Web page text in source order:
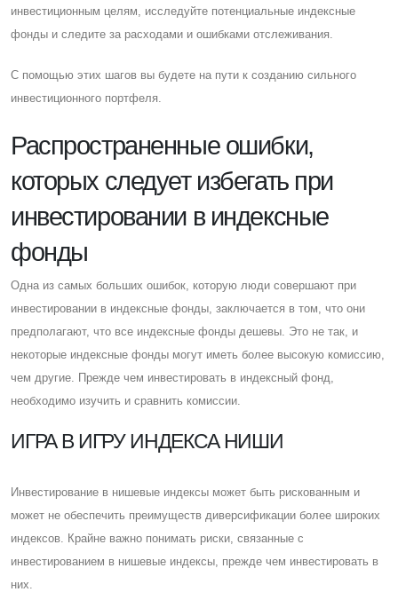
инвестиционным целям, исследуйте потенциальные индексные
фонды и следите за расходами и ошибками отслеживания.
C помощью этих шагов вы будете на пути к созданию сильного
инвестиционного портфеля.
Распространенные ошибки,
которых следует избегать при
инвестировании в индексные
фонды
Одна из самых больших ошибок, которую люди совершают при
инвестировании в индексные фонды, заключается в том, что они
предполагают, что все индексные фонды дешевы. Это не так, и
некоторые индексные фонды могут иметь более высокую комиссию,
чем другие. Прежде чем инвестировать в индексный фонд,
необходимо изучить и сравнить комиссии.
ИГРА В ИГРУ ИНДЕКСА НИШИ
Инвестирование в нишевые индексы может быть рискованным и
может не обеспечить преимуществ диверсификации более широких
индексов. Крайне важно понимать риски, связанные с
инвестированием в нишевые индексы, прежде чем инвестировать в
них.